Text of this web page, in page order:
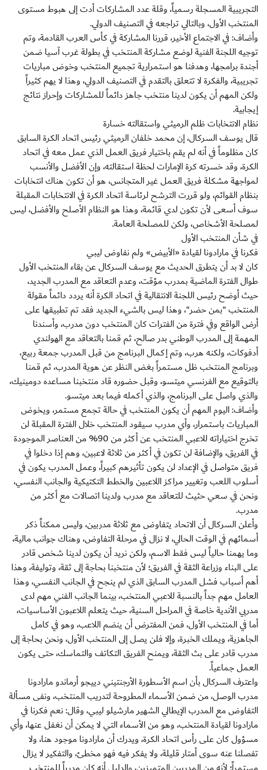
التجريبية المسجلة رسمياً، وقلة عدد المشاركات أدت إلى هبوط مستوى
المنتخب الأول، وبالتالي تراجعه في التصنيف الدولي.
وأضاف: في الاجتماع الأخير، قررنا المشاركة في كأس العرب القادمة، وتم
توجيه اللجنة الفنية لوضع مشاركة المنتخب في بطولة غرب آسيا ضمن
أجندة برامجها، وهدفنا هو استمرارية تجميع المنتخب وخوض مباريات
تجريبية، والفكرة لا تتعلق بالتقدم في التصنيف الدولي، وهذا لا يهم كثيراً
ولكن المهم أن يكون لدينا منتخب جاهز دائماً للمشاركات وإحراز نتائج
إيجابية.
نظام الانتخابات ظلم الرميثي واستقالته خسارة
قال يوسف السركال، إن محمد خلفان الرميثي رئيس اتحاد الكرة السابق
كان مظلوماً في أنه لم يقم باختيار فريق العمل الذي عمل معه في اتحاد
الكرة، وقد خسرته كرة الإمارات لحظة استقالته، وإن الأفضل والأنسب
لمواجهة مشكلة فريق العمل غير المتجانس، هو أن تكون هناك انتخابات
بنظام القوائم، ولو قررت الترشح لرئاسة اتحاد الكرة في الانتخابات المقبلة
سوف أسعى لأن تكون لدي قائمة، وهذا هو النظام الأصلح والأفضل، ليس
لمصلحة الأشخاص، ولكن للمصلحة العامة.
في شأن المنتخب الأول
فكرنا في مارادونا لقيادة «الأبيض» ولم نفاوض ليبي
كان لا بد أن يتطرق الحديث مع يوسف السركال عن بقاء المنتخب الأول
طوال الفترة الماضية بمدرب مؤقت، وعدم التعاقد مع المدرب الجديد،
حيث أوضح رئيس اللجنة الانتقالية في اتحاد الكرة أنه يردد دائماً مقولة
المنتخب "بمن حضر"، وهذا ليس بالشيء الجديد فقد تم تطبيقها على
أرض الواقع وفي فترة من الفترات كان المنتخب دون مدرب، وأسندنا
المهمة إلى المدرب الوطني بدر صالح، ثم قمنا بالتعاقد مع الهولندي
أدفوكات، ولكنه هرب، وتم إكمال البرنامج من قبل المدرب جمعة ربيع،
وبرنامج المنتخب ظل مستمراً بغض النظر عن هوية المدرب، ثم قمنا
بالتوقيع مع الفرنسي ميتسو، وقبل حضوره قاد منتخبنا مساعده دومينيك،
والذي واصل على البرنامج، والذي أكمله فيما بعد ميتسو.
وأضاف: اليوم المهم أن يكون المنتخب في حالة تجمع مستمر، ويخوض
المباريات باستمرار، وأي مدرب سيقود المنتخب خلال الفترة المقبلة لن
تخرج اختياراته للاعبي المنتخب عن أكثر من 90% من العناصر الموجودة
في الفريق، والإضافة لن تكون في أكثر من ثلاثة لاعبين، وهم إذا دخلوا في
فريق متواصل في الإعداد لن يكون تأثيرهم كبيراً، وعمل المدرب يكون في
أسلوب اللعب وتغيير مراكز اللاعبين والخطط التكتيكية والجانب النفسي،
ونحن في سعي حثيث للتعاقد مع مدرب ولدينا اتصالات مع أكثر من
مدرب.
وأعلن السركال أن الاتحاد يتفاوض مع ثلاثة مدربين، وليس ممكناً ذكر
أسمائهم في الوقت الحالي، لا نزال في مرحلة التفاوض، وهناك جوانب مالية،
وما يهمنا حالياً ليس فقط الاسم، ولكن نريد أن يكون لدينا شخص قادر
على البناء وزراعة الثقة في الفريق؛ لأن منتخبنا بحاجة إلى ثقة، وتوليفة، وهذا
أهم أسباب فشل المدرب السابق الذي لم ينجح في الجانب النفسي، وهذا
العامل مهم جداً بالنسبة للاعبي المنتخب، بينما الجانب الفني مهم لدى
مدربي الأندية خاصة في المراحل السنية، حيث يتعلم اللاعبون الأساسيات،
أما في المنتخب الأول، فمن المفترض أن ينضم اللاعب، وهو في كامل
الجاهزية، ويملك الخبرة، وإلا فلن يصل إلى المنتخب الأول، ونحن بحاجة إلى
مدرب قادر على بث الثقة، ويمنح الفريق التكاتف والتماسك، حتى يكون
العمل جماعياً.
واعترف السركال بأن اسم الأسطورة الأرجنتيني دييجو أرماندو مارادونا
مدرب الوصل، من ضمن الأسماء المطروحة لتدريب المنتخب، ونفى مسألة
التفاوض مع المدرب الإيطالي الشهير مارشيلو ليبي، وقال: نعم فكرنا في
مارادونا لقيادة المنتخب، وهو من الأسماء التي لا يمكن أن نغفل عنها، وأي
مسؤول كان على رأس اتحاد الكرة، ويدرك أن مارادونا موجود هنا، ولا
تفصلنا عنه سوى أمتار قليلة، ولا يفكر فيه فهو مخطئ، والتفكير لا يزال